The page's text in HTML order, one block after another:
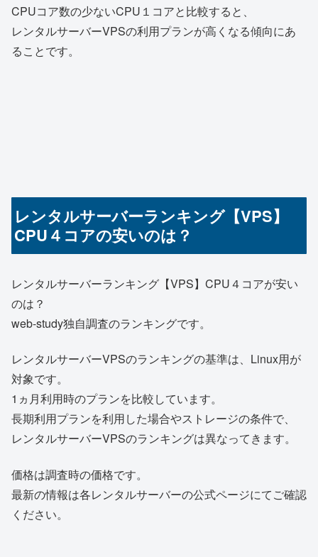
CPUコア数の少ないCPU１コアと比較すると、
レンタルサーバーVPSの利用プランが高くなる傾向にあ
ることです。
レンタルサーバーランキング【VPS】
CPU４コアの安いのは？
レンタルサーバーランキング【VPS】CPU４コアが安い
のは？
web-study独自調査のランキングです。
レンタルサーバーVPSのランキングの基準は、Linux用が
対象です。
1ヵ月利用時のプランを比較しています。
長期利用プランを利用した場合やストレージの条件で、
レンタルサーバーVPSのランキングは異なってきます。
価格は調査時の価格です。
最新の情報は各レンタルサーバーの公式ページにてご確認
ください。